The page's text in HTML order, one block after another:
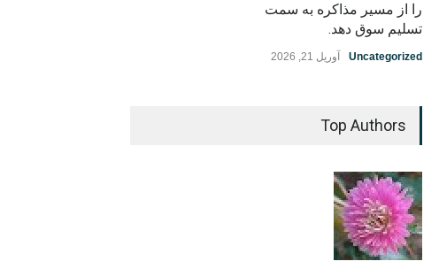
را از مسیر مذاکره به سمت
تسلیم سوق دهد.
Uncategorized آوریل 21, 2026
Top Authors